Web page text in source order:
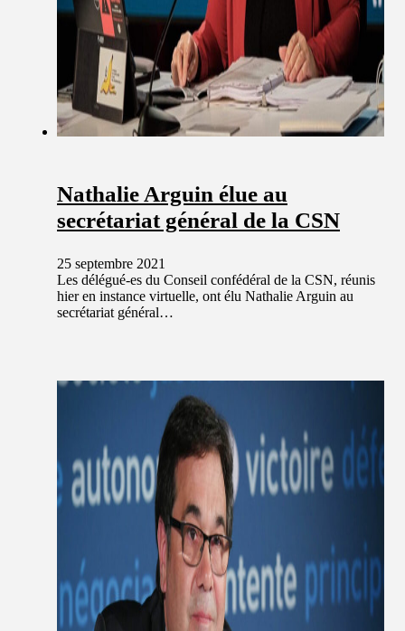
Nathalie Arguin élue au
secrétariat général de la CSN
25 septembre 2021
Les délégué-es du Conseil confédéral de la CSN, réunis
hier en instance virtuelle, ont élu Nathalie Arguin au
secrétariat général…